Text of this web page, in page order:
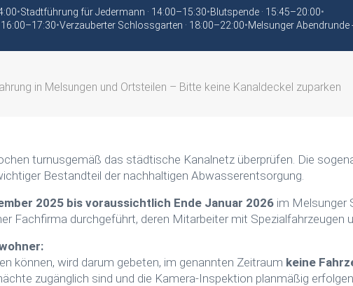
•Stadtführung für Jedermann · 14:00–15:30•Blutspende · 15:45–20:00•
16:00–17:30•Verzauberter Schlossgarten · 18:00–22:00•Melsunger Abendrunde
in Melsungen und Ortsteilen – Bitte keine Kanaldeckel zuparken
turnusgemäß das städtische Kanalnetz überprüfen. Die
Bestandteil der nachhaltigen Abwasserentsorgung.
2025 bis voraussichtlich Ende Januar 2026 im Melsunger
Fachfirma durchgeführt, deren Mitarbeiter mit Spezialfahrzeugen
können, wird darum gebeten, im genannten Zeitraum keine
zugänglich sind und die Kamera-Inspektion planmäßig